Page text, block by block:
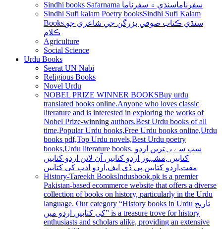
Sindhi books Safarnama سفرناماسنڌي ۾ سفرناما
Sindhi Sufi kalam Poetry booksSindhi Sufi Kalam
Books.سنڌي ڪتاب صوفي بزرگن جي شاعري جو
ڪلام
Agriculture
Social Science
Urdu Books
Seerat UN Nabi
Religious Books
Novel Urdu
NOBEL PRIZE WINNER BOOKSBuy urdu
translated books online.Anyone who loves classic
literature and is interested in exploring the works of
Nobel Prize-winning authors.Best Urdu books of all
time,Popular Urdu books,Free Urdu books online,Urdu
books pdf,Top Urdu novels,Best Urdu poetry
books,Urdu literature books. سب سے بہترین اردو
کتابیں ,مشہور اردو کتابیں آن لائن اردو کتابیں
مفت,اردو کتابیں پی ڈی ایف,اردو ادب کی کتابیں
History-Tareekh BooksIndusbook.pk is a premier
Pakistan-based ecommerce website that offers a diverse
collection of books on history, particularly in the Urdu
language. Our category “History books in Urdu تاریخ
کی کتابیں اردو میں” is a treasure trove for history
enthusiasts and scholars alike, providing an extensive